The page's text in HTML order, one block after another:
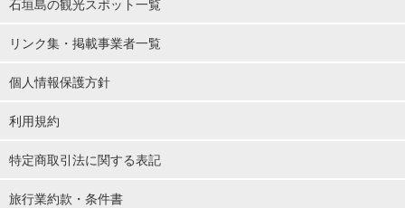
リンク集・掲載事業者一覧
個人情報保護方針
利用規約
特定商取引法に関する表記
旅行業約款・条件書